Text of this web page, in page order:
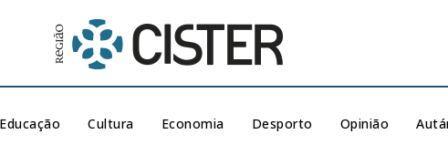
Educação Cultura Economia Desporto Opinião